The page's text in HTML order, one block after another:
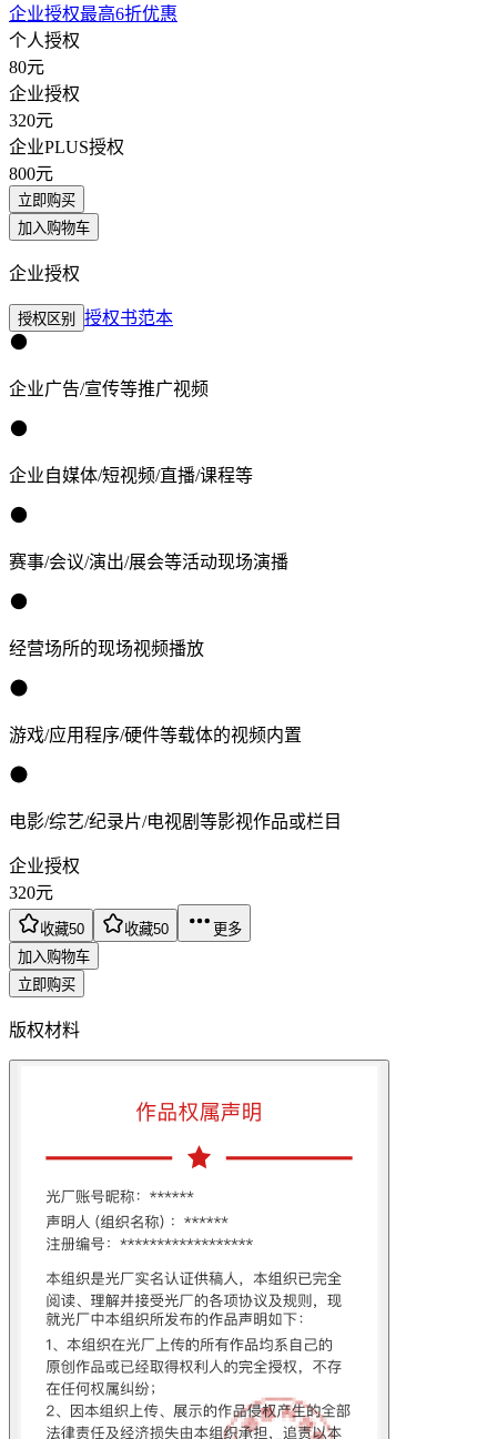
企业授权最高6折优惠
个人授权
80元
企业授权
320元
企业PLUS授权
800元
立即购买
加入购物车
企业授权
授权区别 授权书范本
企业广告/宣传等推广视频
企业自媒体/短视频/直播/课程等
赛事/会议/演出/展会等活动现场演播
经营场所的现场视频播放
游戏/应用程序/硬件等载体的视频内置
电影/综艺/纪录片/电视剧等影视作品或栏目
企业授权
320元
收藏50 收藏50
更多
加入购物车
立即购买
版权材料